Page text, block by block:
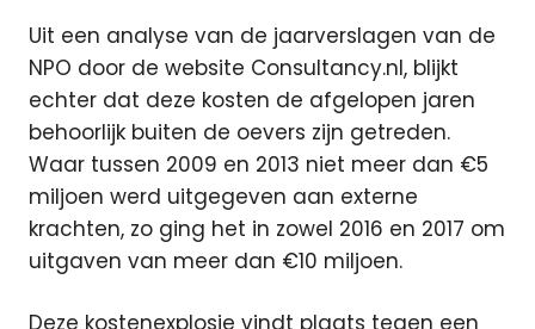
Uit een analyse van de jaarverslagen van de
NPO door de website Consultancy.nl, blijkt
echter dat deze kosten de afgelopen jaren
behoorlijk buiten de oevers zijn getreden.
Waar tussen 2009 en 2013 niet meer dan €5
miljoen werd uitgegeven aan externe
krachten, zo ging het in zowel 2016 en 2017 om
uitgaven van meer dan €10 miljoen.
Deze kostenexplosie vindt plaats tegen een